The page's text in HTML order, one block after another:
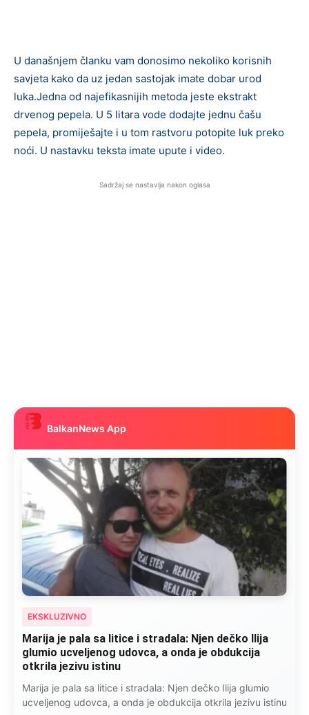
U današnjem članku vam donosimo nekoliko korisnih
savjeta kako da uz jedan sastojak imate dobar urod
luka.Jedna od najefikasnijih metoda jeste ekstrakt
drvenog pepela. U 5 litara vode dodajte jednu čašu
pepela, promiješajte i u tom rastvoru potopite luk preko
noći. U nastavku teksta imate upute i video.
Sadržaj se nastavlja nakon oglasa
BalkanNews App
EKSKLUZIVNO
Marija je pala sa litice i stradala: Njen dečko Ilija
glumio ucveljenog udovca, a onda je obdukcija
otkrila jezivu istinu
Marija je pala sa litice i stradala: Njen dečko Ilija glumio
ucveljenog udovca, a onda je obdukcija otkrila jezivu istinu